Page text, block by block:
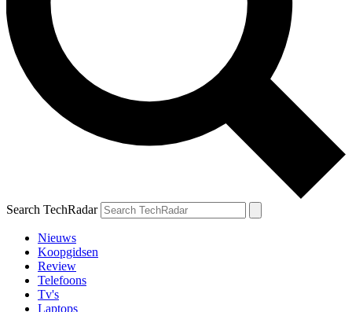
Search TechRadar
Nieuws
Koopgidsen
Review
Telefoons
Tv's
Laptops